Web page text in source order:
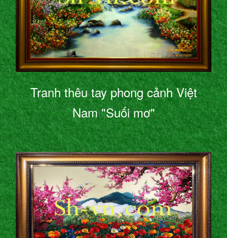
Tranh thêu tay phong cảnh Việt
Nam "Suối mơ"